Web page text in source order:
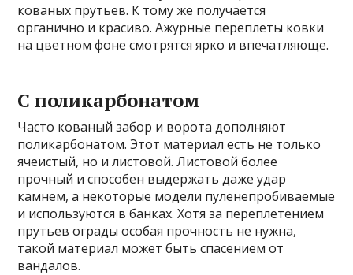
кованых прутьев. К тому же получается
органично и красиво. Ажурные переплеты ковки
на цветном фоне смотрятся ярко и впечатляюще.
С поликарбонатом
Часто кованый забор и ворота дополняют
поликарбонатом. Этот материал есть не только
ячеистый, но и листовой. Листовой более
прочный и способен выдержать даже удар
камнем, а некоторые модели пуленепробиваемые
и используются в банках. Хотя за переплетением
прутьев ограды особая прочность не нужна,
такой материал может быть спасением от
вандалов.